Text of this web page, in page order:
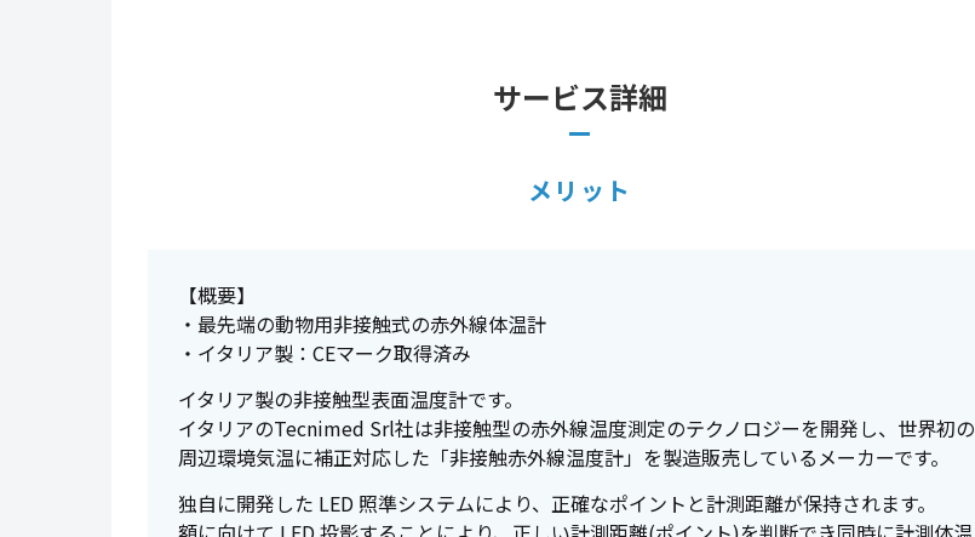
サービス詳細
メリット
【概要】
・最先端の動物用非接触式の赤外線体温計
・イタリア製：CEマーク取得済み
イタリア製の非接触型表面温度計です。
イタリアのTecnimed Srl社は非接触型の赤外線温度測定のテクノロジーを開発し、世界初の
周辺環境気温に補正対応した「非接触赤外線温度計」を製造販売しているメーカーです。
独自に開発した LED 照準システムにより、正確なポイントと計測距離が保持されます。